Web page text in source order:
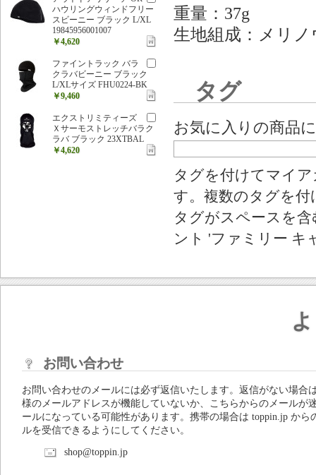
重量：37g
生地組成：メリ
タグ
お気に入りの商品
タグを付けてマイ
す。複数のタグを
タグがスペースを
ント 'ファミリー キ
ハウリングウィンドフリー
スビーニー ブラック L/XL
19845956001007
￥4,620
ファイントラック バラ
クラバビーニー ブラック
L/XLサイズ FHU0224-BK
￥9,460
エクストリミティーズ
Ｘサーモストレッチバラク
ラバ ブラック 23XTBAL
￥4,620
お問い合わせ
お問い合わせのメールには必ず返信いたします。返信がない場合
様のメールアドレスが機能していないか、こちらからのメールが
ールになっている可能性があります。携帯の場合は toppin.jp から
ルを受信できるようにしてください。
shop@toppin.jp